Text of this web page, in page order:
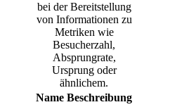
bei der Bereitstellung
von Informationen zu
Metriken wie
Besucherzahl,
Absprungrate,
Ursprung oder
ähnlichem.
Name Beschreibung